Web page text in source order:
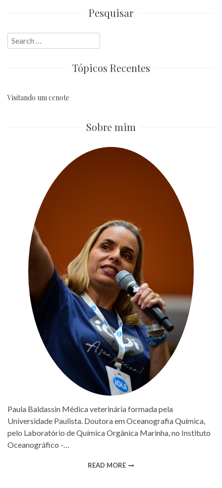
Pesquisar
Search
for:
Tópicos Recentes
Visitando um cenote
Sobre mim
Paula Baldassin Médica veterinária formada pela
Universidade Paulista. Doutora em Oceanografia Química,
pelo Laboratório de Química Orgânica Marinha, no Instituto
Oceanográfico -…
READ MORE